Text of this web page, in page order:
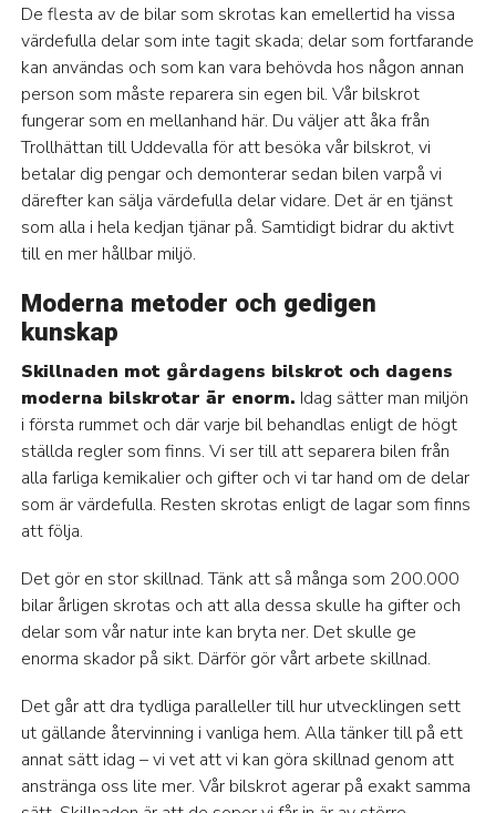
De flesta av de bilar som skrotas kan emellertid ha vissa
värdefulla delar som inte tagit skada; delar som fortfarande
kan användas och som kan vara behövda hos någon annan
person som måste reparera sin egen bil. Vår bilskrot
fungerar som en mellanhand här. Du väljer att åka från
Trollhättan till Uddevalla för att besöka vår bilskrot, vi
betalar dig pengar och demonterar sedan bilen varpå vi
därefter kan sälja värdefulla delar vidare. Det är en tjänst
som alla i hela kedjan tjänar på. Samtidigt bidrar du aktivt
till en mer hållbar miljö.
Moderna metoder och gedigen
kunskap
Skillnaden mot gårdagens bilskrot och dagens
moderna bilskrotar är enorm. Idag sätter man miljön
i första rummet och där varje bil behandlas enligt de högt
ställda regler som finns. Vi ser till att separera bilen från
alla farliga kemikalier och gifter och vi tar hand om de delar
som är värdefulla. Resten skrotas enligt de lagar som finns
att följa.
Det gör en stor skillnad. Tänk att så många som 200.000
bilar årligen skrotas och att alla dessa skulle ha gifter och
delar som vår natur inte kan bryta ner. Det skulle ge
enorma skador på sikt. Därför gör vårt arbete skillnad.
Det går att dra tydliga paralleller till hur utvecklingen sett
ut gällande återvinning i vanliga hem. Alla tänker till på ett
annat sätt idag – vi vet att vi kan göra skillnad genom att
anstränga oss lite mer. Vår bilskrot agerar på exakt samma